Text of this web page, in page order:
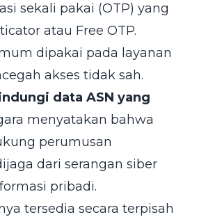
sekali pakai (OTP) yang
atau Free OTP.
dipakai pada layanan
akses tidak sah.
data ASN yang
menyatakan bahwa
perumusan
dari serangan siber
pribadi.
tersedia secara terpisah